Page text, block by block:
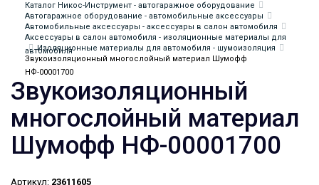
Каталог Никос-Инструмент - автогаражное оборудование
Автогаражное оборудование - автомобильные аксессуары
Автомобильные аксессуары - аксессуары в салон автомобиля
Аксессуары в салон автомобиля - изоляционные материалы для
автомобиля
Изоляционные материалы для автомобиля - шумоизоляция
Звукоизоляционный многослойный материал Шумофф
НФ-00001700
Звукоизоляционный
многослойный материал
Шумофф НФ-00001700
Артикул: 23611605